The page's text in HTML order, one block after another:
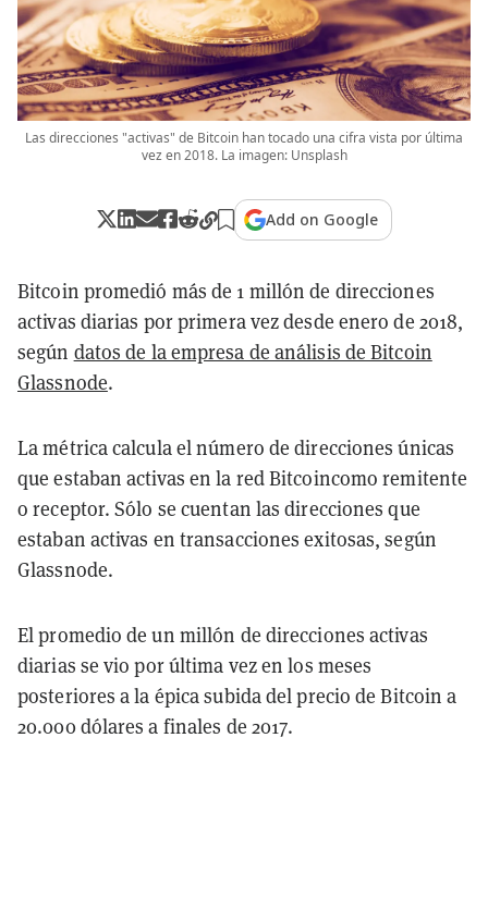
Las direcciones "activas" de Bitcoin han tocado una cifra vista por última
vez en 2018. La imagen: Unsplash
Add on Google
Bitcoin promedió más de 1 millón de direcciones
activas diarias por primera vez desde enero de 2018,
según datos de la empresa de análisis de Bitcoin
Glassnode.
La métrica calcula el número de direcciones únicas
que estaban activas en la red Bitcoincomo remitente
o receptor. Sólo se cuentan las direcciones que
estaban activas en transacciones exitosas, según
Glassnode.
El promedio de un millón de direcciones activas
diarias se vio por última vez en los meses
posteriores a la épica subida del precio de Bitcoin a
20.000 dólares a finales de 2017.